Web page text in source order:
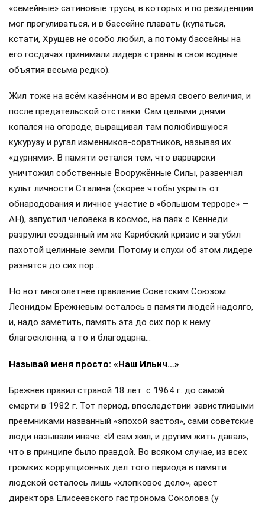
«семейные» сатиновые трусы, в которых и по резиденции
мог прогуливаться, и в бассейне плавать (купаться,
кстати, Хрущёв не особо любил, а потому бассейны на
его госдачах принимали лидера страны в свои водные
объятия весьма редко).
Жил тоже на всём казённом и во время своего величия, и
после предательской отставки. Сам целыми днями
копался на огороде, выращивал там полюбившуюся
кукурузу и ругал изменников-соратников, называя их
«дурнями». В памяти остался тем, что варварски
уничтожил собственные Вооружённые Силы, развенчал
культ личности Сталина (скорее чтобы укрыть от
обнародования и личное участие в «большом терроре» —
АН), запустил человека в космос, на паях с Кеннеди
разрулил созданный им же Карибский кризис и загубил
пахотой целинные земли. Потому и слухи об этом лидере
разнятся до сих пор…
Но вот многолетнее правление Советским Союзом
Леонидом Брежневым осталось в памяти людей надолго,
и, надо заметить, память эта до сих пор к нему
благосклонна, а то и благодарна…
Называй меня просто: «Наш Ильич…»
Брежнев правил страной 18 лет: с 1964 г. до самой
смерти в 1982 г. Тот период, впоследствии завистливыми
преемниками названный «эпохой застоя», сами советские
люди называли иначе: «И сам жил, и другим жить давал»,
что в принципе было правдой. Во всяком случае, из всех
громких коррупционных дел того периода в памяти
людской осталось лишь «хлопковое дело», арест
директора Елисеевского гастронома Соколова (у